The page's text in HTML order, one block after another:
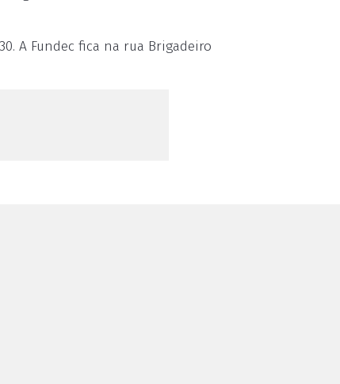
A Fundec fica na rua Brigadeiro